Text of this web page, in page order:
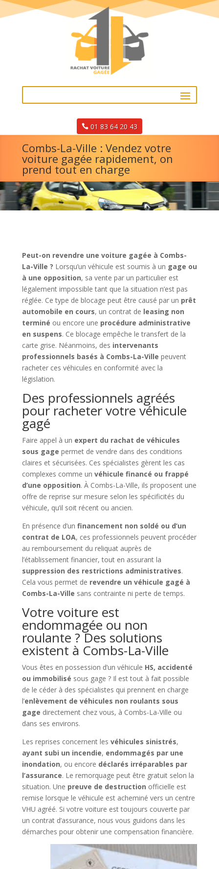
01 83 64 20 43
Combs-La-Ville : Vendez votre
voiture gagée rapidement, on
prend tout en charge
Peut-on revendre une voiture gagée à Combs-
La-Ville ? Lorsqu’un véhicule est soumis à un gage ou
à une opposition, sa vente par un particulier est
légalement impossible tant que la situation n’est pas
réglée. Ce type de blocage peut être causé par un prêt
automobile en cours, un contrat de leasing non
terminé ou encore une procédure administrative
en suspens. Ce blocage empêche le transfert de la
carte grise. Néanmoins, des intervenants
professionnels basés à Combs-La-Ville peuvent
racheter ces véhicules en conformité avec la
législation.
Des professionnels agréés
pour racheter votre véhicule
gagé
Faire appel à un expert du rachat de véhicules
sous gage permet de vendre dans des conditions
claires et sécurisées. Ces spécialistes gèrent les cas
complexes comme un véhicule financé ou frappé
d’une opposition. À Combs-La-Ville, ils proposent une
offre de reprise sur mesure selon les spécificités du
véhicule, qu’il soit récent ou ancien.
En présence d’un financement non soldé ou d’un
contrat de LOA, ces professionnels peuvent procéder
au remboursement du reliquat auprès de
l’établissement financier, tout en assurant la
suppression des restrictions administratives.
Cela vous permet de revendre un véhicule gagé à
Combs-La-Ville sans contrainte ni perte de temps.
Votre voiture est
endommagée ou non
roulante ? Des solutions
existent à Combs-La-Ville
Vous êtes en possession d’un véhicule HS, accidenté
ou immobilisé sous gage ? Il est tout à fait possible
de le céder à des spécialistes qui prennent en charge
l’enlèvement de véhicules non roulants sous
gage directement chez vous, à Combs-La-Ville ou
dans ses environs.
Les reprises concernent les véhicules sinistrés,
ayant subi un incendie, endommagés par une
inondation, ou encore déclarés irréparables par
l’assurance. Le remorquage peut être gratuit selon la
situation. Une preuve de destruction officielle est
remise lorsque le véhicule est acheminé vers un centre
VHU agréé. Si votre voiture est toujours couverte par
un contrat d’assurance, nous vous guidons dans les
démarches pour obtenir une compensation financière.